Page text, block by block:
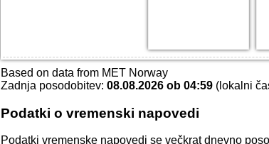
Based on data from MET Norway
Zadnja posodobitev: 08.08.2026 ob 04:59 (lokalni
Podatki o vremenski napovedi
Podatki vremenske napovedi se večkrat dnevno